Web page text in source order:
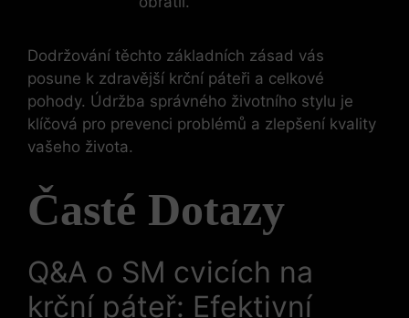
Dodržování těchto⁤ základních zásad vás‍
posune k zdravější krční páteři a celkové
pohody. Údržba správného životního⁤ stylu je
klíčová pro prevenci problémů a zlepšení kvality​
vašeho života.
Časté ⁢Dotazy
Q&A o⁣ SM cvicích na
⁢krční páteř: Efektivní